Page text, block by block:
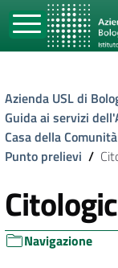
Azienda USL di
Guida ai servizi
Casa della
Punto prelievi /
Navigazione